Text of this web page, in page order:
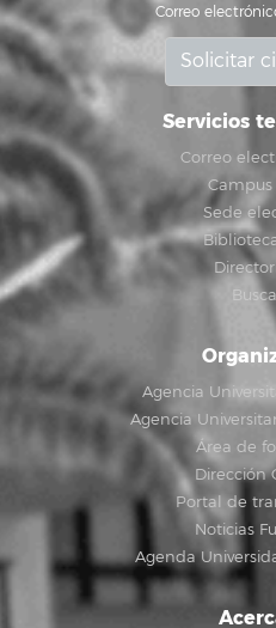
Correo
Solicitar
Servicios
Correo
Sede
Agencia
Agencia
Área de
Dirección
Portal de
Noticias
Agenda